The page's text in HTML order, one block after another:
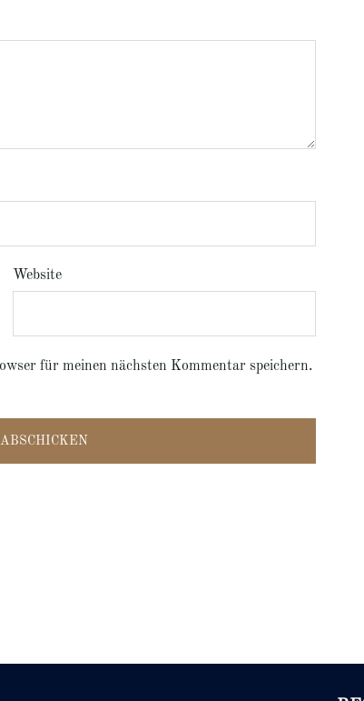
Website
für meinen nächsten Kommentar speichern.